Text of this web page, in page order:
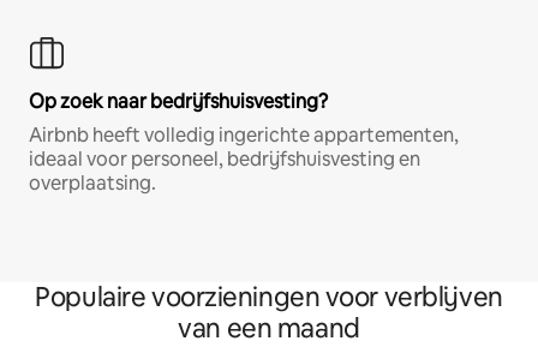
Op zoek naar bedrijfshuisvesting?
Airbnb heeft volledig ingerichte appartementen,
ideaal voor personeel, bedrijfshuisvesting en
overplaatsing.
Populaire voorzieningen voor verblijven
van een maand